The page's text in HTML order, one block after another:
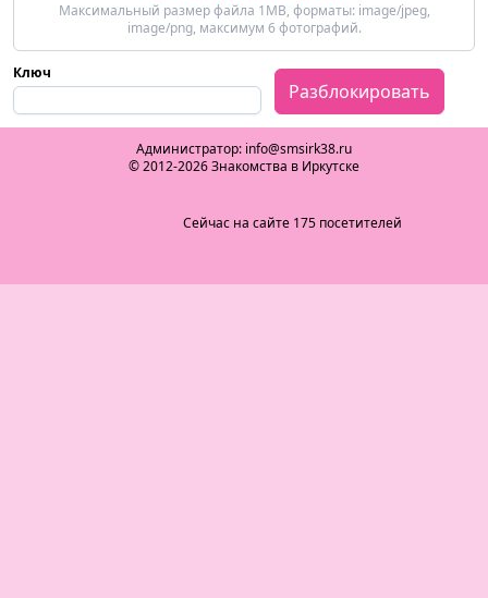
Максимальный размер файла 1MB, форматы: image/jpeg,
image/png, максимум 6 фотографий.
Ключ
Разблокировать
Администратор: info@smsirk38.ru
© 2012-2026 Знакомства в Иркутске
Сейчас на сайте 175 посетителей